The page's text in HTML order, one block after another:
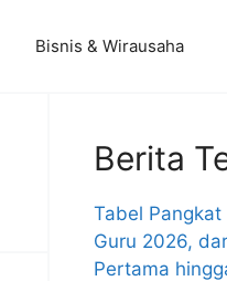
Bisnis & Wirausaha
Berita
Tabel Pangkat
Guru 2026,
Pertama